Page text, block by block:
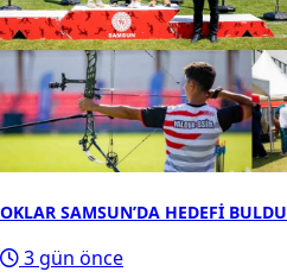
OKLAR SAMSUN’DA HEDEFİ BULDU
3 gün önce